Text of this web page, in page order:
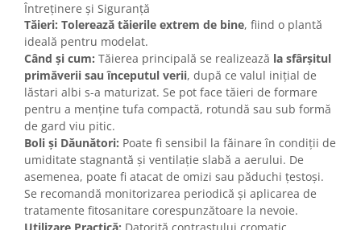
Întreținere și Siguranță
Tăieri: Tolerează tăierile extrem de bine, fiind o plantă
ideală pentru modelat.
Când și cum: Tăierea principală se realizează la sfârșitul
primăverii sau începutul verii, după ce valul inițial de
lăstari albi s-a maturizat. Se pot face tăieri de formare
pentru a menține tufa compactă, rotundă sau sub formă
de gard viu pitic.
Boli și Dăunători: Poate fi sensibil la făinare în condiții de
umiditate stagnantă și ventilație slabă a aerului. De
asemenea, poate fi atacat de omizi sau păduchi țestoși.
Se recomandă monitorizarea periodică și aplicarea de
tratamente fitosanitare corespunzătoare la nevoie.